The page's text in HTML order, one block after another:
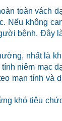
toàn vách
Nếu không
bệnh. Đây
nhất là
niêm mạc
mạn tính và
khó tiêu